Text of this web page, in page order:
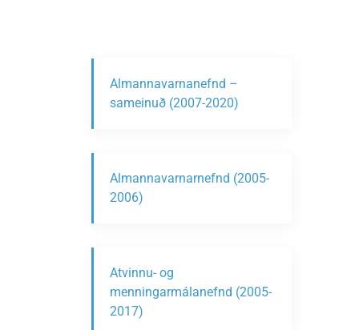
Almannavarnanefnd –
sameinuð (2007-2020)
Almannavarnarnefnd (2005-
2006)
Atvinnu- og
menningarmálanefnd (2005-
2017)